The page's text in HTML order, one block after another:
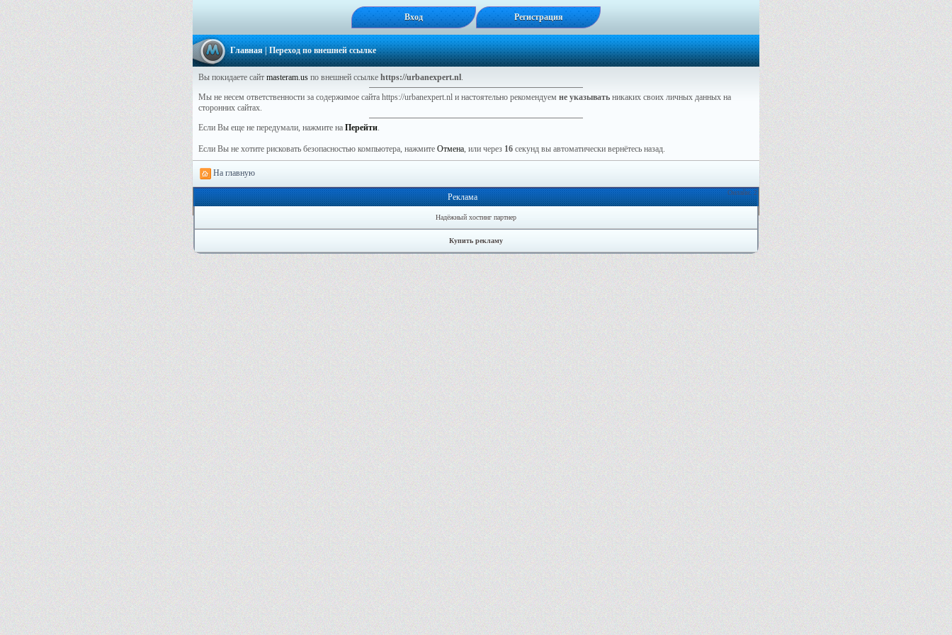
Вход Регистрация
Главная| Переход по внешней ссылке
Вы покидаете сайт masteram.us по внешней ссылке https://urbanexpert.nl.
Мы не несем ответственности за содержимое сайта https://urbanexpert.nl и настоятельно рекомендуем не указывать никаких своих личных данных на
сторонних сайтах.
Если Вы еще не передумали, нажмите на Перейти.
Если Вы не хотите рисковать безопасностью компьютера, нажмите Отмена, или через 16 секунд вы автоматически вернётесь назад.
На главную
Онлайн: 2
Реклама
Надёжный хостинг партнер
Купить рекламу